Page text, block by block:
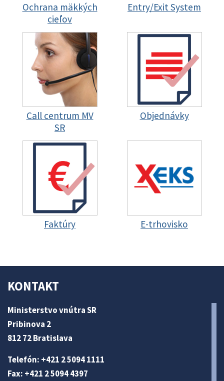
Ochrana mäkkých
cieľov
Entry/Exit System
Call centrum MV
SR
Objednávky
Faktúry E-trhovisko
KONTAKT
Ministerstvo vnútra SR
Pribinova 2
812 72 Bratislava
Telefón: +421 2 5094 1111
Fax: +421 2 5094 4397